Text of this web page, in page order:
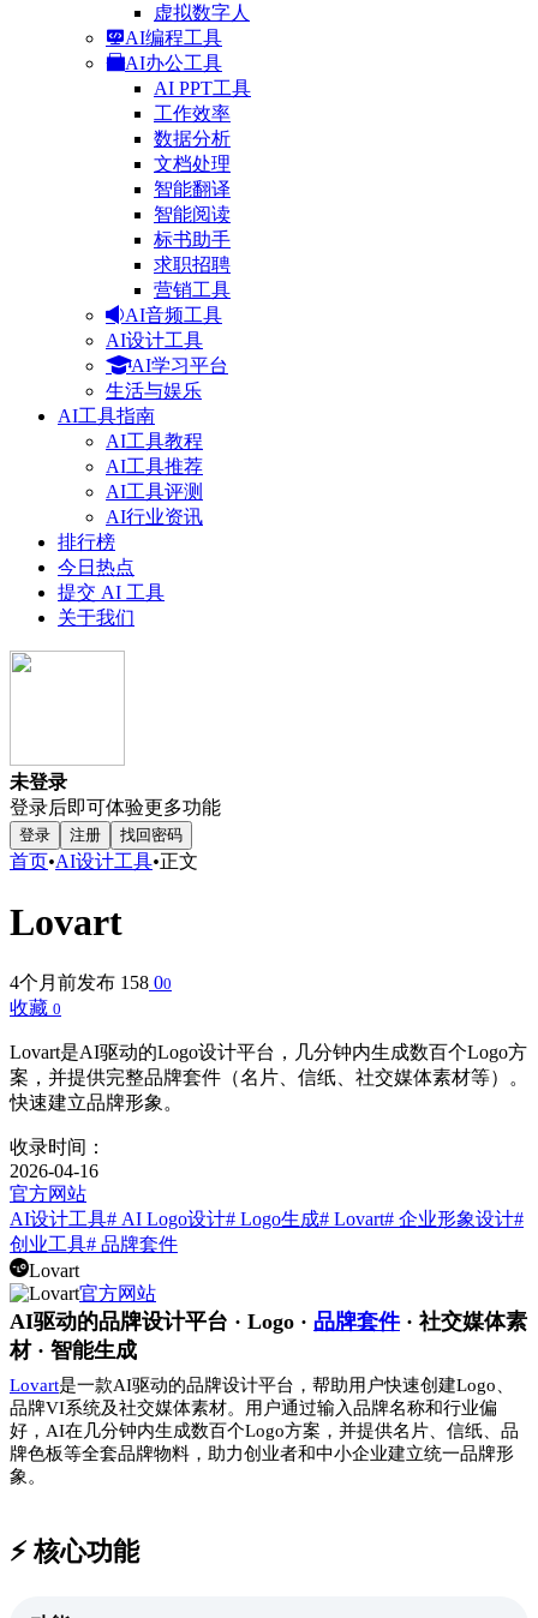
虚拟数字人
AI编程工具
AI办公工具
AI PPT工具
工作效率
数据分析
文档处理
智能翻译
智能阅读
标书助手
求职招聘
营销工具
AI音频工具
AI设计工具
AI学习平台
生活与娱乐
AI工具指南
AI工具教程
AI工具推荐
AI工具评测
AI行业资讯
排行榜
今日热点
提交 AI 工具
关于我们
未登录
登录后即可体验更多功能
登录 注册 找回密码
首页•AI设计工具•正文
Lovart
4个月前发布 158 00
收藏 0
Lovart是AI驱动的Logo设计平台，几分钟内生成数百个Logo方
案，并提供完整品牌套件（名片、信纸、社交媒体素材等）。
快速建立品牌形象。
收录时间：
2026-04-16
官方网站
AI设计工具# AI Logo设计# Logo生成# Lovart# 企业形象设计#
创业工具# 品牌套件
Lovart
官方网站
AI驱动的品牌设计平台 · Logo · 品牌套件· 社交媒体素
材 · 智能生成
Lovart是一款AI驱动的品牌设计平台，帮助用户快速创建Logo、
品牌VI系统及社交媒体素材。用户通过输入品牌名称和行业偏
好，AI在几分钟内生成数百个Logo方案，并提供名片、信纸、品
牌色板等全套品牌物料，助力创业者和中小企业建立统一品牌形
象。
⚡️ 核心功能